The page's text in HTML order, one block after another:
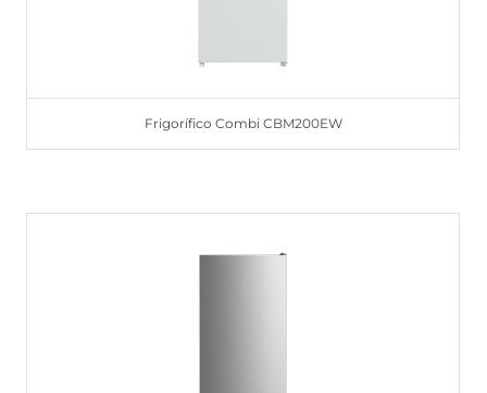
Frigorífico Combi CBM200EW